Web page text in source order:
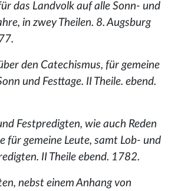
das Landvolk auf alle Sonn- und
in zwey Theilen. 8. Augsburg
den Catechismus, für gemeine
und Festtage. II Theile. ebend.
Festpredigten, wie auch Reden
für gemeine Leute, samt Lob- und
II Theile ebend. 1782.
nebst einem Anhang von